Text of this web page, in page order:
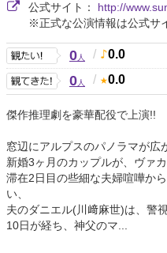
公式サイト： http://
※正式な公演情報は公式サ
0人 / 0.0
0人 / 0.0
傑作推理劇を豪華配役で上演!!
窓辺にアルプスのパノラマが広
新婚3ヶ月のカップルが、ヴァカ
滞在2日目の些細な夫婦喧嘩か
い、
夫のダニエル(川﨑麻世)は、警
10日が経ち、神父のマ...